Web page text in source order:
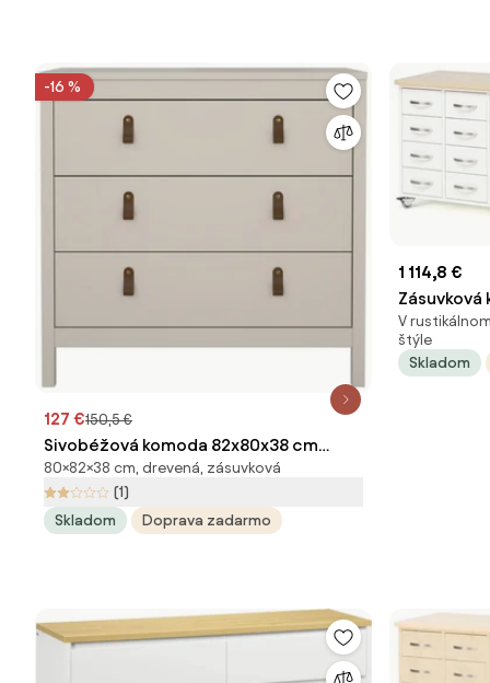
-16 %
127 €150,5 €
Sivobéžová komoda 82x80x38 cm
Madrid – Tvilum
80×82×38 cm, drevená, zásuvková
(1)
Skladom
Doprava zadarmo
1 114,8 €
Zásuvková
zásuviek,
V
štýle
Skladom